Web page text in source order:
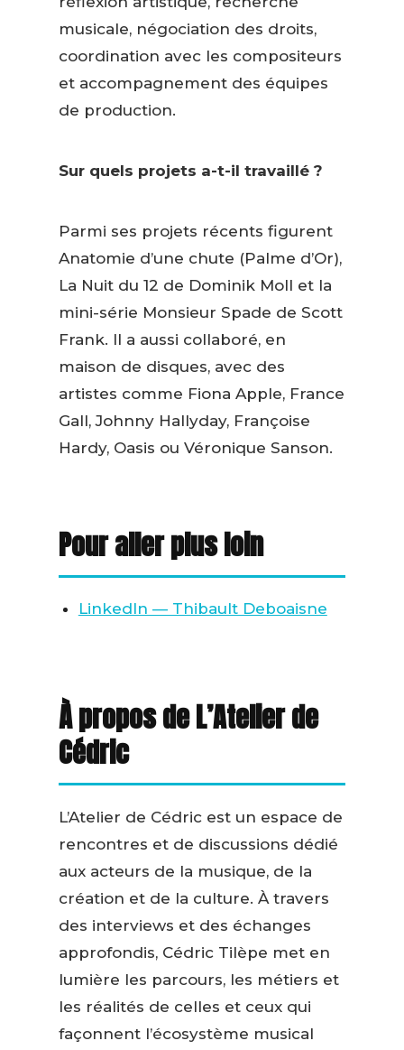
musicale, négociation des droits,
coordination avec les compositeurs
et accompagnement des équipes
de production.
Sur quels projets a-t-il travaillé ?
Parmi ses projets récents figurent
Anatomie d’une chute (Palme d’Or),
La Nuit du 12 de Dominik Moll et la
mini-série Monsieur Spade de Scott
Frank. Il a aussi collaboré, en
maison de disques, avec des
artistes comme Fiona Apple, France
Gall, Johnny Hallyday, Françoise
Hardy, Oasis ou Véronique Sanson.
Pour aller plus loin
LinkedIn — Thibault Deboaisne
À propos de L’Atelier de
Cédric
L’Atelier de Cédric est un espace de
rencontres et de discussions dédié
aux acteurs de la musique, de la
création et de la culture. À travers
des interviews et des échanges
approfondis, Cédric Tilèpe met en
lumière les parcours, les métiers et
les réalités de celles et ceux qui
façonnent l’écosystème musical